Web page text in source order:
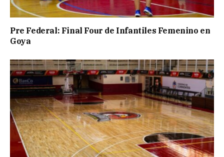
Pre Federal: Final Four de Infantiles Femenino en
Goya